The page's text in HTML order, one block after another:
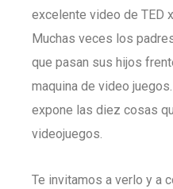
excelente video de TED
Muchas veces los
que pasan sus hijos
maquina de video
expone las diez cosas
videojuegos.
Te invitamos a verlo y a